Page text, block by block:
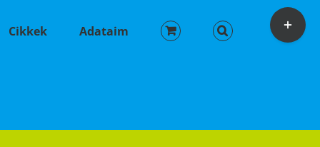
Cikkek Adataim
Toggle
Sliding
Bar